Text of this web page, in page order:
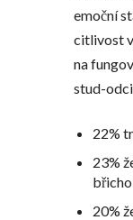
emoční
citlivost
na
stud-
22%
23%
břicho
20%